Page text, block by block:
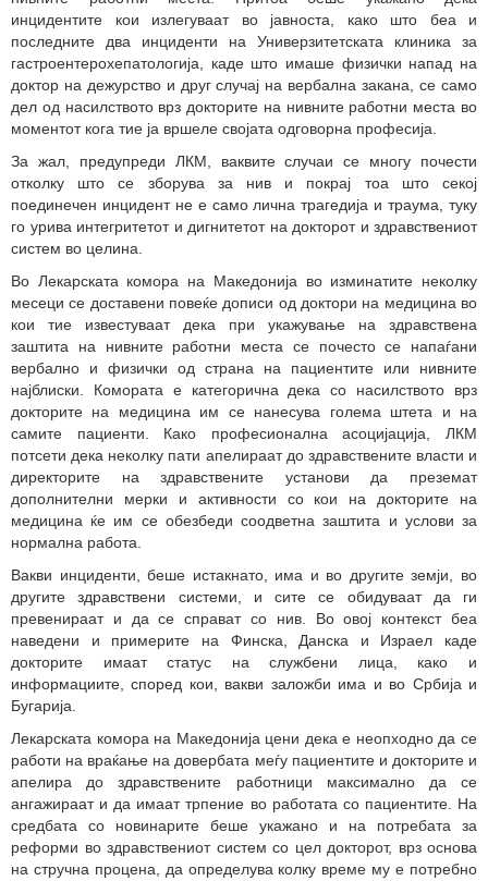
инцидентите кои излегуваат во јавноста, како што беа и
последните два инциденти на Универзитетската клиника за
гастроентерохепатологија, каде што имаше физички напад на
доктор на дежурство и друг случај на вербална закана, се само
дел од насилството врз докторите на нивните работни места во
моментот кога тие ја вршеле својата одговорна професија.
За жал, предупреди ЛКМ, ваквите случаи се многу почести
отколку што се зборува за нив и покрај тоа што секој
поединечен инцидент не е само лична трагедија и траума, туку
го урива интегритетот и дигнитетот на докторот и здравствениот
систем во целина.
Во Лекарската комора на Македонија во изминатите неколку
месеци се доставени повеќе дописи од доктори на медицина во
кои тие известуваат дека при укажување на здравствена
заштита на нивните работни места се почесто се напаѓани
вербално и физички од страна на пациентите или нивните
најблиски. Комората е категорична дека со насилството врз
докторите на медицина им се нанесува голема штета и на
самите пациенти. Како професионална асоцијација, ЛКМ
потсети дека неколку пати апелираат до здравствените власти и
директорите на здравствените установи да преземат
дополнителни мерки и активности со кои на докторите на
медицина ќе им се обезбеди соодветна заштита и услови за
нормална работа.
Вакви инциденти, беше истакнато, има и во другите земји, во
другите здравствени системи, и сите се обидуваат да ги
превенираат и да се справат со нив. Во овој контекст беа
наведени и примерите на Финска, Данска и Израел каде
докторите имаат статус на службени лица, како и
информациите, според кои, вакви заложби има и во Србија и
Бугарија.
Лекарската комора на Македонија цени дека е неопходно да се
работи на враќање на довербата меѓу пациентите и докторите и
апелира до здравствените работници максимално да се
ангажираат и да имаат трпение во работата со пациентите. На
средбата со новинарите беше укажано и на потребата за
реформи во здравствениот систем со цел докторот, врз основа
на стручна процена, да определува колку време му е потребно